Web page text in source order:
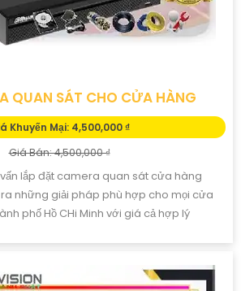
QUAN SÁT CHO CỬA HÀNG
Khuyến Mại: 4,500,000 ₫
Giá Bán: 4,500,000 ₫
lắp đặt camera quan sát cửa hàng
những giải pháp phù hợp cho mọi cửa
phố Hồ CHi Minh với giá cả hợp lý